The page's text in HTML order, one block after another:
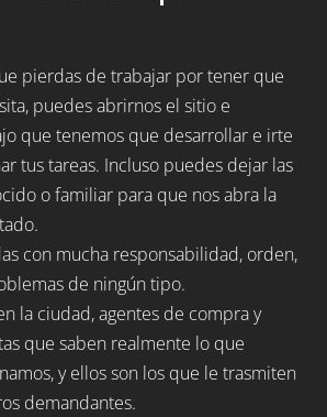
pierdas de trabajar por tener que
puedes abrirnos el sitio e
que tenemos que desarrollar e irte
tus tareas. Incluso puedes dejar las
o familiar para que nos abra la
con mucha responsabilidad, orden,
de ningún tipo.
la ciudad, agentes de compra y
que saben realmente lo que
y ellos son los que le trasmiten
demandantes.